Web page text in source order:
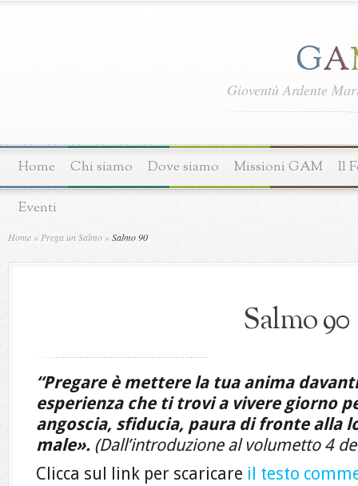
Gioventù Ardente
Home Chi siamo Dove siamo Missioni GAM Il
Eventi
Home » Prega un Salmo »Salmo 90
Salmo 90
“Pregare è mettere la tua anima
esperienza che ti trovi a vivere giorno
angoscia, sfiducia, paura di fronte alla
male». (Dall’introduzione al volumetto 4
Clicca sul link per scaricare il testo